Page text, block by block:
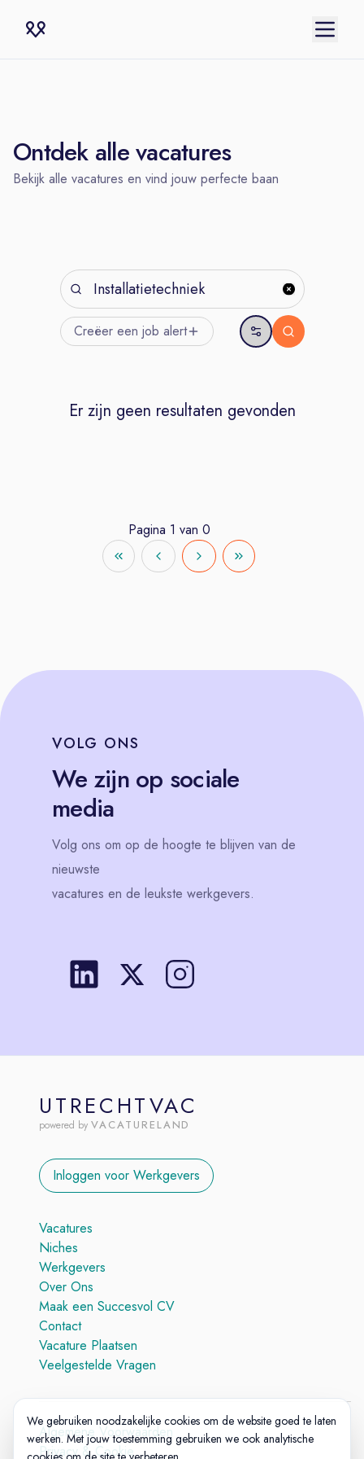
Ontdek alle vacatures
Bekijk alle vacatures en vind jouw perfecte baan
Creëer een job alert
Er zijn geen resultaten gevonden
Pagina 1 van 0
VOLG ONS
We zijn op sociale
media
Volg ons om op de hoogte te blijven van de
nieuwste
vacatures en de leukste werkgevers.
UTRECHTVAC
powered by VACATURELAND
Inloggen voor Werkgevers
Vacatures
Niches
Werkgevers
Over Ons
Maak een Succesvol CV
Contact
Vacature Plaatsen
Veelgestelde Vragen
Algemene Voorwaarden
Privacy & Cookie
We gebruiken noodzakelijke cookies om de website goed te laten
werken. Met jouw toestemming gebruiken we ook analytische